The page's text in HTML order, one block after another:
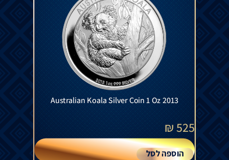
Australian Koala Silver Coin 1 Oz 2013
525
₪
הוספה לסל